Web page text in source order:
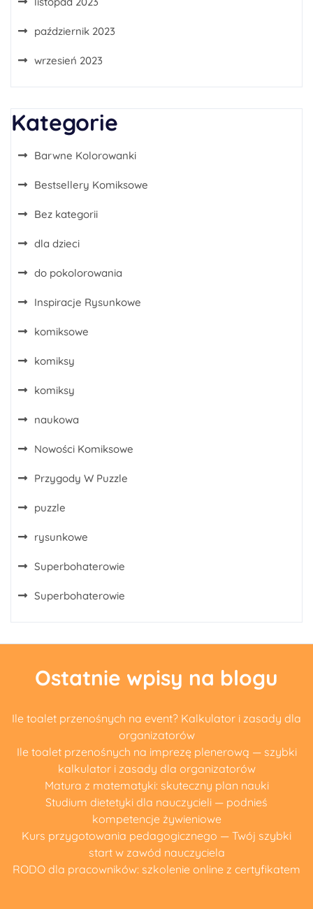
październik 2023
wrzesień 2023
Kategorie
Barwne Kolorowanki
Bestsellery Komiksowe
Bez kategorii
dla dzieci
do pokolorowania
Inspiracje Rysunkowe
komiksowe
komiksy
komiksy
naukowa
Nowości Komiksowe
Przygody W Puzzle
puzzle
rysunkowe
Superbohaterowie
Superbohaterowie
Ostatnie wpisy na blogu
Ile toalet przenośnych na event? Kalkulator i zasady dla
organizatorów
Ile toalet przenośnych na imprezę plenerową — szybki
kalkulator i zasady dla organizatorów
Matura z matematyki: skuteczny plan nauki
Studium dietetyki dla nauczycieli — podnieś
kompetencje żywieniowe
Kurs przygotowania pedagogicznego — Twój szybki
start w zawód nauczyciela
RODO dla pracowników: szkolenie online z certyfikatem